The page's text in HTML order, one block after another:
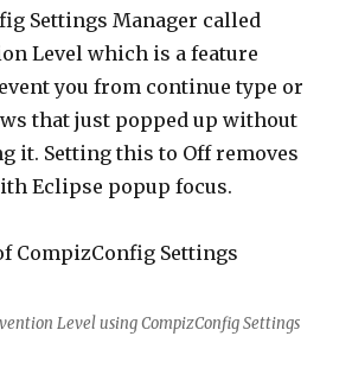
Settings Manager called
Level which is a feature
you from continue type or
that just popped up without
it. Setting this to Off removes
Eclipse popup focus.
Level using CompizConfig Settings